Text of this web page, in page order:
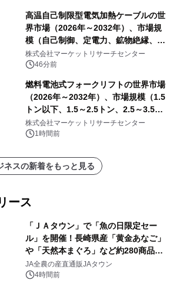
高温自己制限型電気加熱ケーブルの世
界市場（2026年～2032年）、市場規
模（自己制御、定電力、鉱物絶縁、表
皮効果）・分析レポートを発表
株式会社マーケットリサーチセンター
46分前
燃料電池式フォークリフトの世界市場
（2026年～2032年）、市場規模（1.5
トン以下、1.5～2.5トン、2.5～3.5ト
ン、3.5～5.0トン、その他）・分析レ
ポートを発表
株式会社マーケットリサーチセンター
1時間前
ネスの新着をもっと見る
ース
「ＪＡタウン」で「魚の日限定セー
ル」を開催！長崎県産「黄金あなご」
や「天然本まぐろ」など約280商品を
販売！～毎月１０日の定例企画～
JA全農の産直通販JAタウン
4時間前